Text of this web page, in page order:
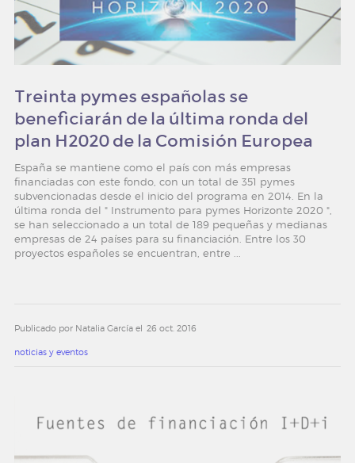
Treinta pymes españolas se
beneficiarán de la última ronda del
plan H2020 de la Comisión Europea
España se mantiene como el país con más empresas
financiadas con este fondo, con un total de 351 pymes
subvencionadas desde el inicio del programa en 2014. En la
última ronda del " Instrumento para pymes Horizonte 2020 ",
se han seleccionado a un total de 189 pequeñas y medianas
empresas de 24 países para su financiación. Entre los 30
proyectos españoles se encuentran, entre ...
Publicado por Natalia García el 26 oct. 2016
noticias y eventos